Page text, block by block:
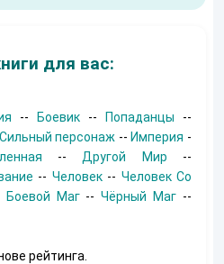
для вас:
-- Боевик -- Попаданцы --
Сильный персонаж -- Империя -
-- Другой Мир --
-- Человек-- Человек Со
Боевой Маг--Чёрный Маг --
рейтинга.